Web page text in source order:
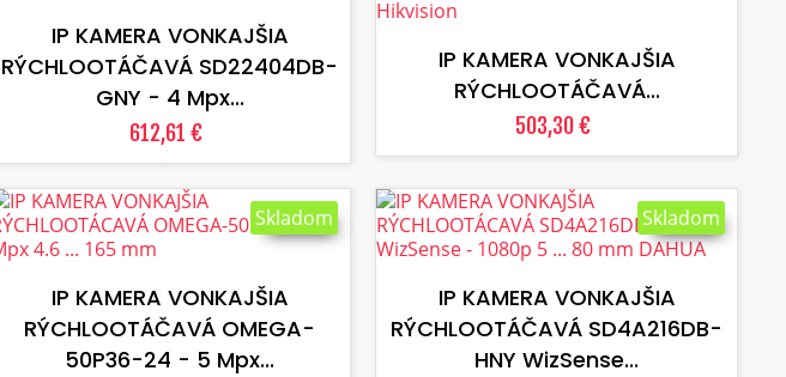
IP KAMERA VONKAJŠIA
RÝCHLOOTÁČAVÁ SD22404DB-
GNY - 4 Mpx...
612,61 €
IP KAMERA VONKAJŠIA
RÝCHLOOTÁČAVÁ...
503,30 €
VLOŽIŤ DO KOŠÍKA
IP KAMERA VONKAJŠIA
RÝCHLOOTÁČAVÁ OMEGA-
50P36-24 - 5 Mpx...
Skladom
VLOŽIŤ DO KOŠÍKA
IP KAMERA VONKAJŠIA
RÝCHLOOTÁČAVÁ SD4A216DB-
HNY WizSense...
Skladom